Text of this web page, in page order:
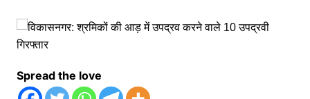
Spread the love